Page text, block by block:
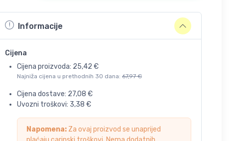
Informacije
Cijena
Cijena proizvoda: 25,42 €
Najniža cijena u prethodnih 30 dana: 67,97 €
Cijena dostave: 27,08 €
Uvozni troškovi: 3,38 €
Napomena:Za ovaj proizvod se unaprijed